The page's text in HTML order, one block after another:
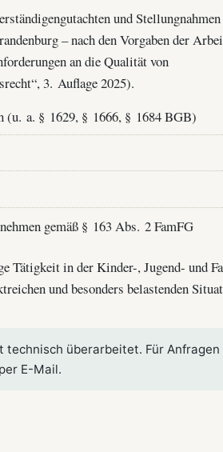
und
– nach den Vorgaben der
an die Qualität von
3. Auflage 2025).
(u. a. § 1629, § 1666, § 1684 BGB)
gemäß § 163 Abs. 2 FamFG
Tätigkeit in der Kinder-, Jugend- und
und besonders belastenden
technisch überarbeitet. Für
E-Mail.